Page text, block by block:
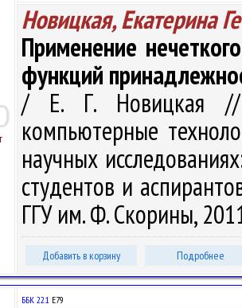
Новицкая, Екатерина
Применение
функций
/ Е. Г. Новицкая //
компьютерные
научных
студентов и
ГГУ им. Ф. Скорины,
Добавить в корзину Подробнее
ББК 22.1 Е79